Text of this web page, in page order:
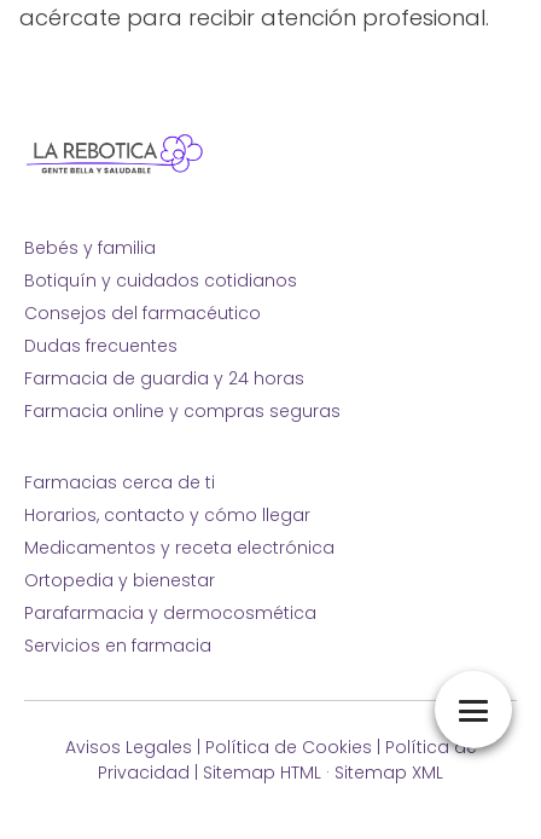
acércate para recibir atención profesional.
Bebés y familia
Botiquín y cuidados cotidianos
Consejos del farmacéutico
Dudas frecuentes
Farmacia de guardia y 24 horas
Farmacia online y compras seguras
Farmacias cerca de ti
Horarios, contacto y cómo llegar
Medicamentos y receta electrónica
Ortopedia y bienestar
Parafarmacia y dermocosmética
Servicios en farmacia
Avisos Legales | Política de Cookies | Política de
Privacidad | Sitemap HTML · Sitemap XML